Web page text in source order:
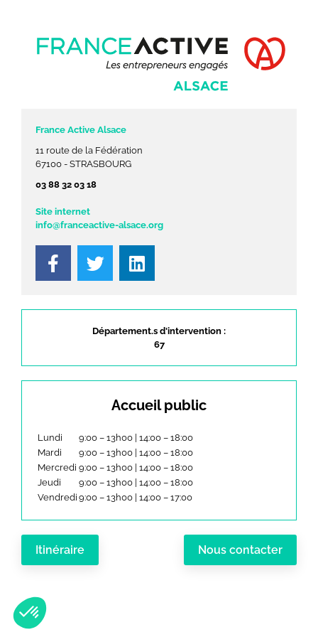
France Active Alsace
11 route de la Fédération
67100 - STRASBOURG
03 88 32 03 18
Site internet
info@franceactive-alsace.org
Département.s d'intervention :
67
Accueil public
Lundi
9:00 – 13h00 | 14:00 – 18:00
Mardi
9:00 – 13h00 | 14:00 – 18:00
Mercredi 9:00 – 13h00 | 14:00 – 18:00
Jeudi
9:00 – 13h00 | 14:00 – 18:00
Vendredi 9:00 – 13h00 | 14:00 – 17:00
Itinéraire Nous contacter